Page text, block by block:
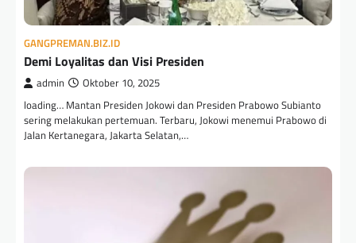
GANGPREMAN.BIZ.ID
Demi Loyalitas dan Visi Presiden
admin Oktober 10, 2025
loading… Mantan Presiden Jokowi dan Presiden Prabowo Subianto
sering melakukan pertemuan. Terbaru, Jokowi menemui Prabowo di
Jalan Kertanegara, Jakarta Selatan,…